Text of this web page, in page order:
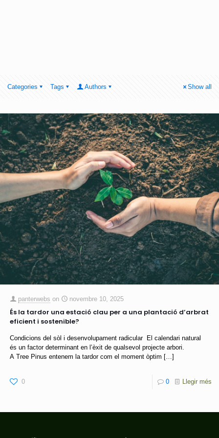
Categories Tags Authors Show all
panterwebs on novembre 10, 2025
És la tardor una estació clau per a una plantació d’arbrat
eficient i sostenible?
Condicions del sòl i desenvolupament radicular El calendari natural
és un factor determinant en l’èxit de qualsevol projecte arbori.
A Tree Pinus entenem la tardor com el moment òptim […]
0 0 Llegir més